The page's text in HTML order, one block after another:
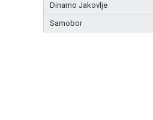
Dinamo Jakovlje
Samobor